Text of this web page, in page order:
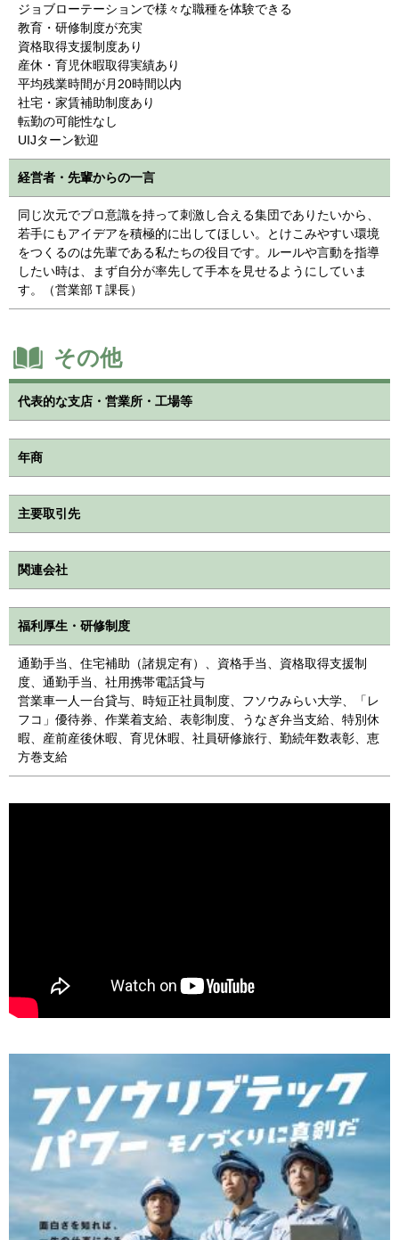
ジョブローテーションで様々な職種を体験できる
教育・研修制度が充実
資格取得支援制度あり
産休・育児休暇取得実績あり
平均残業時間が月20時間以内
社宅・家賃補助制度あり
転勤の可能性なし
UIJターン歓迎
経営者・先輩からの一言
同じ次元でプロ意識を持って刺激し合える集団でありたいから、
若手にもアイデアを積極的に出してほしい。とけこみやすい環境
をつくるのは先輩である私たちの役目です。ルールや言動を指導
したい時は、まず自分が率先して手本を見せるようにしていま
す。（営業部Ｔ課長）
その他
代表的な支店・営業所・工場等
年商
主要取引先
関連会社
福利厚生・研修制度
通勤手当、住宅補助（諸規定有）、資格手当、資格取得支援制
度、通勤手当、社用携帯電話貸与
営業車一人一台貸与、時短正社員制度、フソウみらい大学、「レ
フコ」優待券、作業着支給、表彰制度、うなぎ弁当支給、特別休
暇、産前産後休暇、育児休暇、社員研修旅行、勤続年数表彰、恵
方巻支給